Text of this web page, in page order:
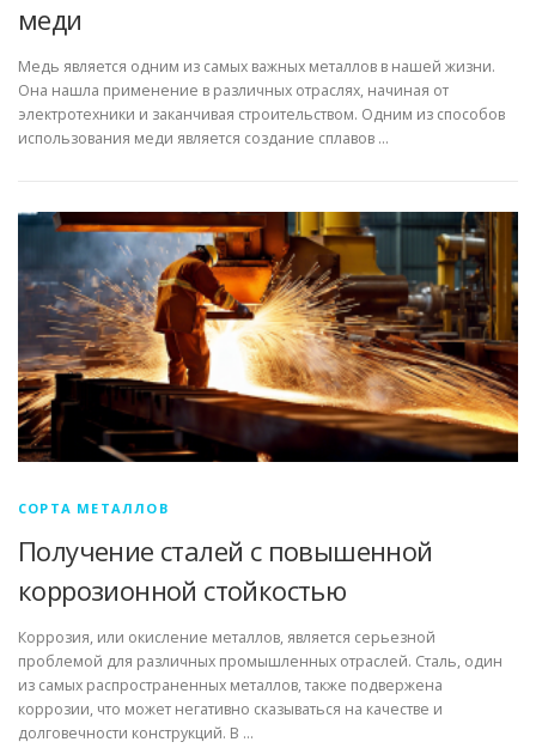
меди
Медь является одним из самых важных металлов в нашей жизни.
Она нашла применение в различных отраслях, начиная от
электротехники и заканчивая строительством. Одним из способов
использования меди является создание сплавов …
СОРТА МЕТАЛЛОВ
Получение сталей с повышенной
коррозионной стойкостью
Коррозия, или окисление металлов, является серьезной
проблемой для различных промышленных отраслей. Сталь, один
из самых распространенных металлов, также подвержена
коррозии, что может негативно сказываться на качестве и
долговечности конструкций. В …